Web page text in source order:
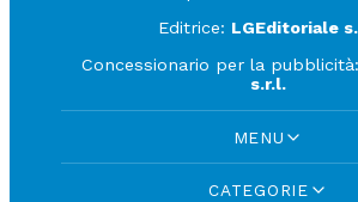
Editrice: LGEditoriale
Concessionario per la pubblicità:
s.r.l.
MENU
CATEGORIE